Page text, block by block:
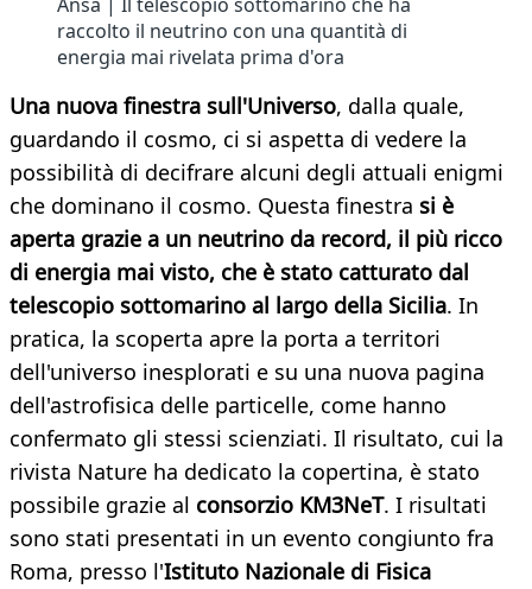
raccolto il neutrino con una quantità di
energia mai rivelata prima d'ora
Una nuova finestra sull'Universo, dalla quale,
guardando il cosmo, ci si aspetta di vedere la
possibilità di decifrare alcuni degli attuali enigmi
che dominano il cosmo. Questa finestra si è
aperta grazie a un neutrino da record, il più ricco
di energia mai visto, che è stato catturato dal
telescopio sottomarino al largo della Sicilia. In
pratica, la scoperta apre la porta a territori
dell'universo inesplorati e su una nuova pagina
dell'astrofisica delle particelle, come hanno
confermato gli stessi scienziati. Il risultato, cui la
rivista Nature ha dedicato la copertina, è stato
possibile grazie al consorzio KM3NeT. I risultati
sono stati presentati in un evento congiunto fra
Roma, presso l'Istituto Nazionale di Fisica